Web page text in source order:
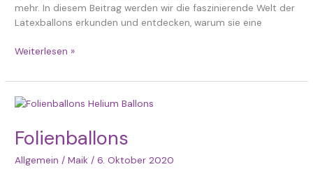
mehr. In diesem Beitrag werden wir die faszinierende Welt der
Latexballons erkunden und entdecken, warum sie eine
Weiterlesen »
Folienballons
Allgemein /Maik/6. Oktober 2020
Folienballons